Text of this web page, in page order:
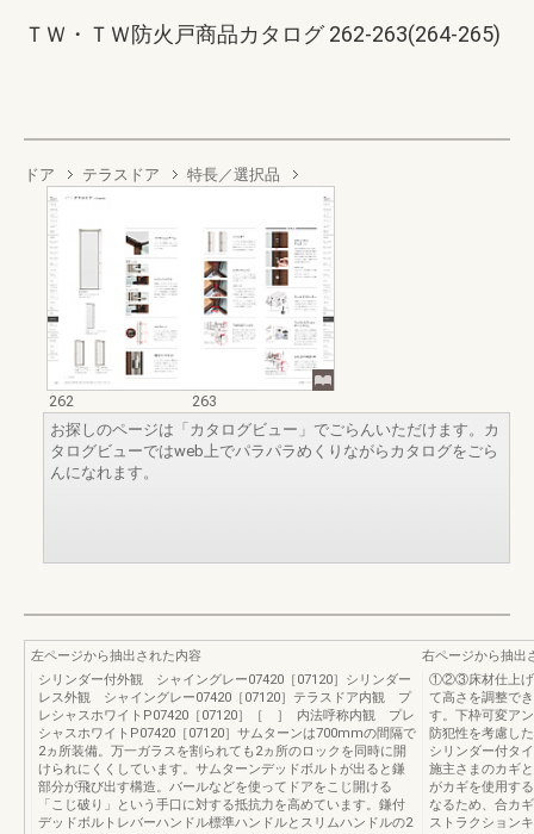
ＴＷ・ＴＷ防火戸商品カタログ 262-263(264-265)
ドア テラスドア 特長／選択品
262
263
お探しのページは「カタログビュー」でごらんいただけます。カ
タログビューではweb上でパラパラめくりながらカタログをごら
んになれます。
左ページから抽出された内容
シリンダー付外観 シャイングレー07420［07120］シリンダー
レス外観 シャイングレー07420［07120］テラスドア内観 プ
レシャスホワイトP07420［07120］［ ］ 内法呼称内観 プレ
シャスホワイトP07420［07120］サムターンは700mmの間隔で
2ヵ所装備。万一ガラスを割られても2ヵ所のロックを同時に開
けられにくくしています。サムターンデッドボルトが出ると鎌
部分が飛び出す構造。バールなどを使ってドアをこじ開ける
「こじ破り」という手口に対する抵抗力を高めています。鎌付
デッドボルトレバーハンドル標準ハンドルとスリムハンドルの2
右ページから抽出
①②③床材仕上げ
て高さを調整で
す。下枠可変ア
防犯性を考慮し
シリンダー付タ
施主さまのカギ
がカギを使用す
なるため、合カ
ストラクション